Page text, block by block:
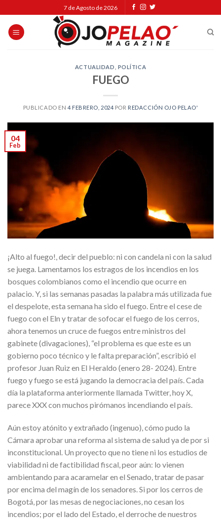
to
content
7 de Agosto de 2026
ACTUALIDAD POLÍTICA
FUEGO
PUBLICADO EN 4 FEBRERO, 2024 POR REDACCIÓN OJO PELAO'
04
Feb
¡Alto al fuego!, decir del pueblo: ni con candela ni con la salud
se juega. Lamentamos los estragos de los incendios en los
bosques colombianos como el incendio que ocurre en
palacio. Y, si las semanas pasadas la palabra más utilizada fue
el despelote, esta semana ha sido el fuego. Entre el cese de
fuego con el Eln y tratar de sofocar el fuego de los cerros,
ahora tenemos un cruce de fuegos entre ministros del
gabinete (divagaciones), “el problema es que este es un
gobierno poco técnico y le falta preparación”, escribió el
profesor Juan Ruiz en El Heraldo (enero 28- 2024). Entre
fuego y fuego se está jugando la democracia del país. Cada
día la plataforma anteriormente llamada Twitter, hoy X,
parece XXX con muchos pirómanos incendiando el país.
Aún estoy atónito y extrañado (ingenuo), cómo pudo la
Cámara aprobar una reforma al sistema de salud ya de por si
inconstitucional. Un proyecto que no tiene ni los estudios de
viabilidad ni de factibilidad fiscal, peor aún: lo vienen
ambientando para acaramelar en el Senado, tratar de pasar
por encima del magín de los senadores. Si por los cerros de
Bogotá, por las mesas de negociaciones, no cesan los
incendios; por el lado del Estado, el derroche de nuestros